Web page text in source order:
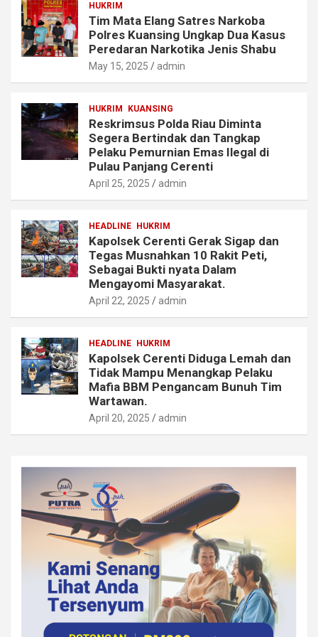
HUKRIM
Tim Mata Elang Satres Narkoba
Polres Kuansing Ungkap Dua Kasus
Peredaran Narkotika Jenis Shabu
May 15, 2025 admin
HUKRIM KUANSING
Reskrimsus Polda Riau Diminta
Segera Bertindak dan Tangkap
Pelaku Pemurnian Emas Ilegal di
Pulau Panjang Cerenti
April 25, 2025 admin
HEADLINE HUKRIM
Kapolsek Cerenti Gerak Sigap dan
Tegas Musnahkan 10 Rakit Peti,
Sebagai Bukti nyata Dalam
Mengayomi Masyarakat.
April 22, 2025 admin
HEADLINE HUKRIM
Kapolsek Cerenti Diduga Lemah dan
Tidak Mampu Menangkap Pelaku
Mafia BBM Pengancam Bunuh Tim
Wartawan.
April 20, 2025 admin